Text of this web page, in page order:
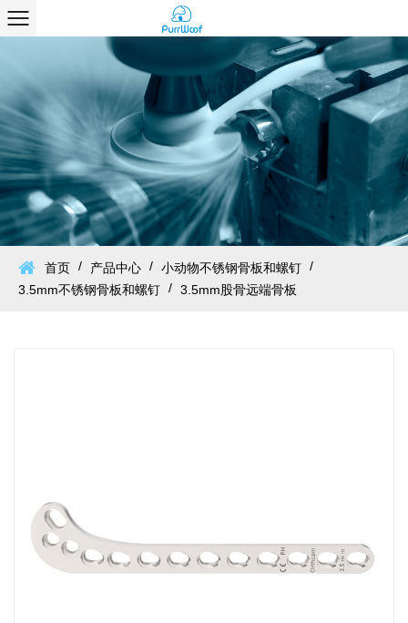
首页 / 产品中心 / 小动物不锈钢骨板和螺钉 /
3.5mm不锈钢骨板和螺钉 / 3.5mm股骨远端骨板